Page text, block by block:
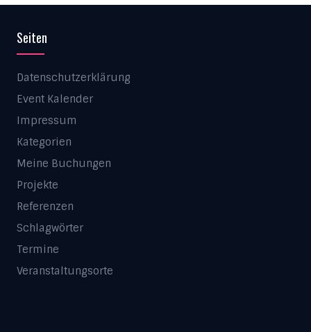
Seiten
Datenschutzerklärung
Event Kalender
Impressum
Kategorien
Meine Buchungen
Projekte
Referenzen
Schlagwörter
Termine
Veranstaltungsorte